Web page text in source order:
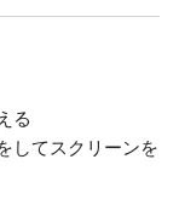
る
してスクリーンを